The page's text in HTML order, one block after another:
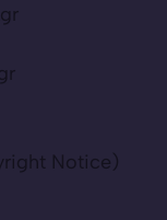
Notice)